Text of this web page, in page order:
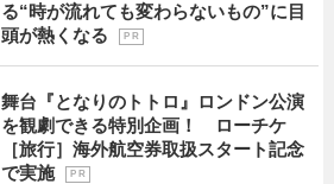
る“時が流れても変わらないもの”に目
頭が熱くなる
P R
舞台『となりのトトロ』ロンドン公演
を観劇できる特別企画！ ローチケ
［旅行］海外航空券取扱スタート記念
で実施
P R